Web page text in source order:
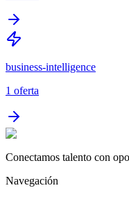
business-intelligence
1 oferta
Conectamos talento con
Navegación